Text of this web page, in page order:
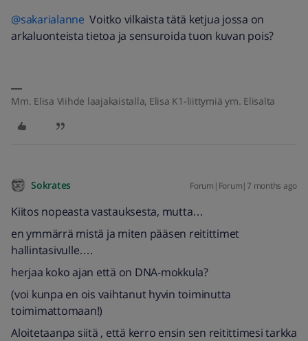
@sakarialanne Voitko vilkaista tätä ketjua jossa on
arkaluonteista tietoa ja sensuroida tuon kuvan pois?
Mm. Elisa Viihde laajakaistalla, Elisa K1-liittymiä ym. Elisalta
Sokrates Forum|Forum|7 months ago
Kiitos nopeasta vastauksesta, mutta…
en ymmärrä mistä ja miten pääsen reitittimet
hallintasivulle….
herjaa koko ajan että on DNA-mokkula?
(voi kunpa en ois vaihtanut hyvin toiminutta
toimimattomaan!)
Aloitetaanpa siitä , että kerro ensin sen reitittimesi tarkka